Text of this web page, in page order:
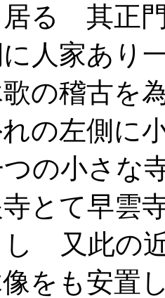
る 其正
人家あり
の稽古を
の左側に
つの小さ
とて早雲
し 又此の
をも安置